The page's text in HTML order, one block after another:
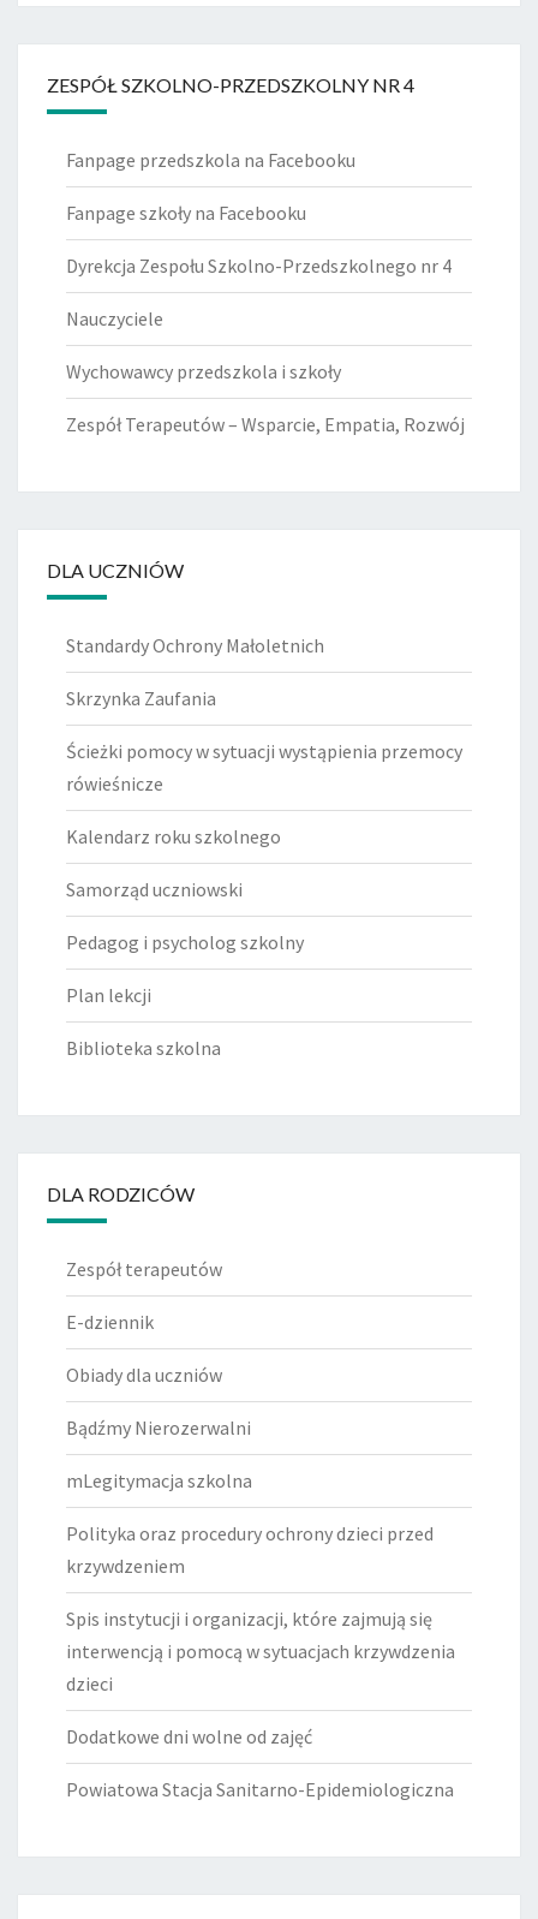
ZESPÓŁ SZKOLNO-PRZEDSZKOLNY NR 4
Fanpage przedszkola na Facebooku
Fanpage szkoły na Facebooku
Dyrekcja Zespołu Szkolno-Przedszkolnego nr 4
Nauczyciele
Wychowawcy przedszkola i szkoły
Zespół Terapeutów – Wsparcie, Empatia, Rozwój
DLA UCZNIÓW
Standardy Ochrony Małoletnich
Skrzynka Zaufania
Ścieżki pomocy w sytuacji wystąpienia przemocy
rówieśnicze
Kalendarz roku szkolnego
Samorząd uczniowski
Pedagog i psycholog szkolny
Plan lekcji
Biblioteka szkolna
DLA RODZICÓW
Zespół terapeutów
E-dziennik
Obiady dla uczniów
Bądźmy Nierozerwalni
mLegitymacja szkolna
Polityka oraz procedury ochrony dzieci przed
krzywdzeniem
Spis instytucji i organizacji, które zajmują się
interwencją i pomocą w sytuacjach krzywdzenia
dzieci
Dodatkowe dni wolne od zajęć
Powiatowa Stacja Sanitarno-Epidemiologiczna